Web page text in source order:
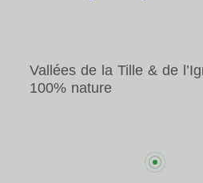
Vallées de la Tille & de
100% nature